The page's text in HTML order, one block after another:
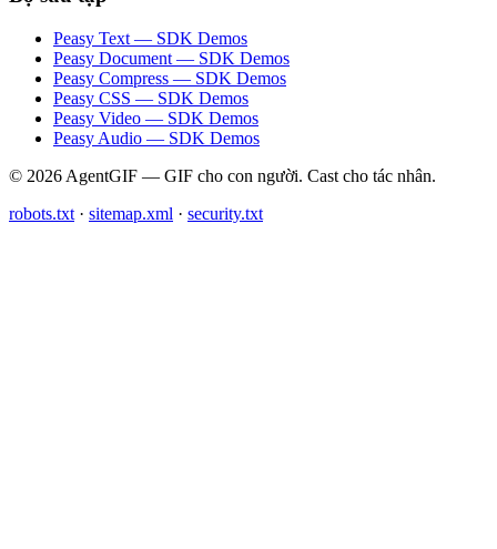
Peasy Text — SDK Demos
Peasy Document — SDK Demos
Peasy Compress — SDK Demos
Peasy CSS — SDK Demos
Peasy Video — SDK Demos
Peasy Audio — SDK Demos
© 2026 AgentGIF — GIF cho con người. Cast cho tác nhân.
robots.txt · sitemap.xml · security.txt